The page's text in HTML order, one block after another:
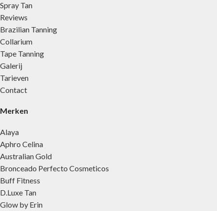
Spray Tan
Reviews
Brazilian Tanning
Collarium
Tape Tanning
Galerij
Tarieven
Contact
Merken
Alaya
Aphro Celina
Australian Gold
Bronceado Perfecto Cosmeticos
Buff Fitness
D.Luxe Tan
Glow by Erin